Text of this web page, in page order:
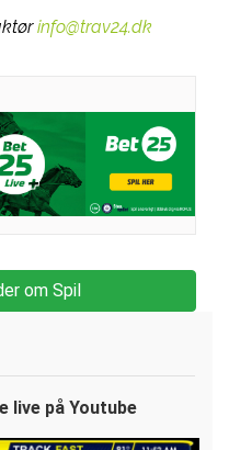
info@trav24.dk
om Spil
live på Youtube